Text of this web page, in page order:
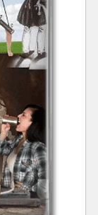
طبیعت
علم و فناوری
فرهنگ / هنر
گردشگری
مسابقات /
مستند های